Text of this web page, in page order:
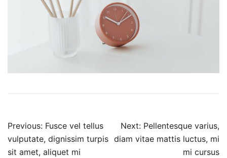
Πλοήγηση
άρθρων
Previous: Fusce vel tellus
vulputate, dignissim turpis
sit amet, aliquet mi
Next: Pellentesque varius,
diam vitae mattis luctus, mi
mi cursus